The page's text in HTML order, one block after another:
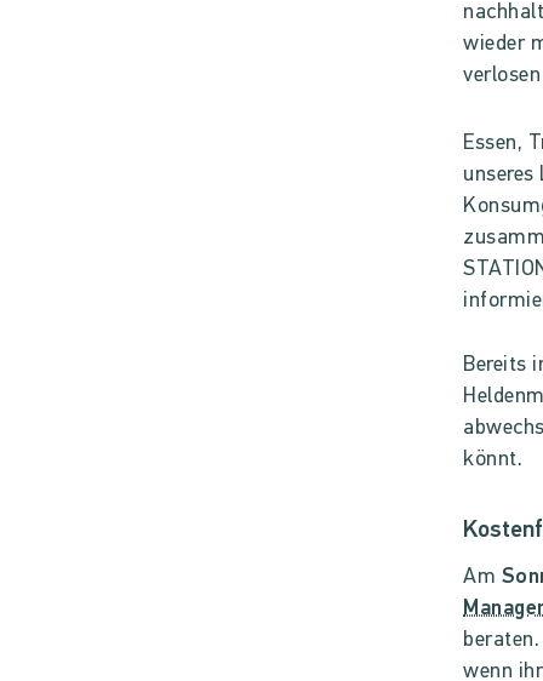
wieder
Essen,
Bereits
könnt.
Am
wenn